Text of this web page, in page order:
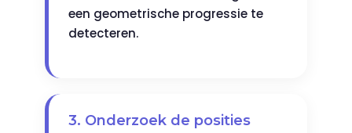
een geometrische progressie te
detecteren.
3. Onderzoek de posities